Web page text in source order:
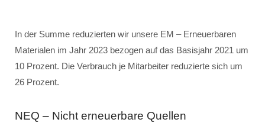
In der Summe reduzierten wir unsere EM – Erneuerbaren
Materialen im Jahr 2023 bezogen auf das Basisjahr 2021 um
10 Prozent. Die Verbrauch je Mitarbeiter reduzierte sich um
26 Prozent.
NEQ – Nicht erneuerbare Quellen